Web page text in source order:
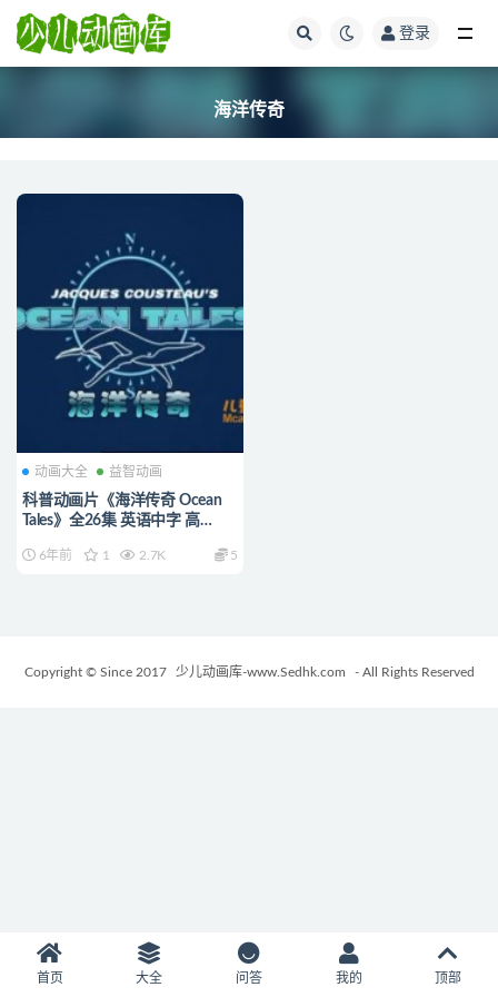
登录
海洋传奇
动画大全 益智动画
科普动画片《海洋传奇 Ocean
Tales》全26集 英语中字 高
下载6年前 1 2.7K 5
Copyright © Since 2017 少儿动画库-www.Sedhk.com - All Rights Reserved
首页 大全 问答 我的 顶部